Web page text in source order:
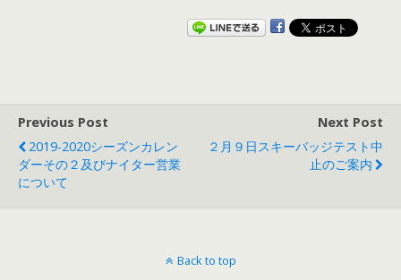
Previous Post
2019-2020シーズンカレン
ダーその２及びナイター営業
について
Next Post
２月９日スキーバッジテスト中
止のご案内
Back to top